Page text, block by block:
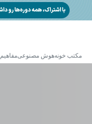
مکتب خونههوش مصنوعی